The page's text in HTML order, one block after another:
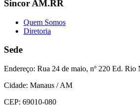
Sincor AM.RR
Quem Somos
Diretoria
Sede
Endereço: Rua 24 de maio, nº 220 Ed. Rio
Cidade: Manaus / AM
CEP: 69010-080